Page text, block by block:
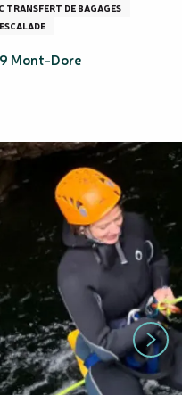
TRANSFERT DE BAGAGES
ESCALADE
Mont-Dore